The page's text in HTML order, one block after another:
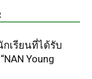
เรียนที่ได้รับ
Young